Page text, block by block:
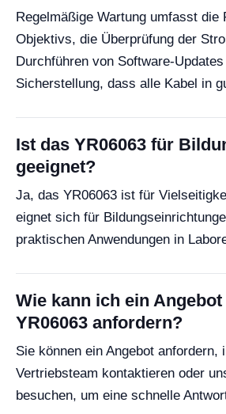
Regelmäßige Wartung umfasst die
Objektivs, die Überprüfung der
Durchführen von Software-
Sicherstellung, dass alle Kabel in
Ist das YR06063 für
geeignet?
Ja, das YR06063 ist für
eignet sich für
praktischen Anwendungen in
Wie kann ich ein
YR06063 anfordern?
Sie können ein Angebot anfordern,
Vertriebsteam kontaktieren oder
besuchen, um eine schnelle